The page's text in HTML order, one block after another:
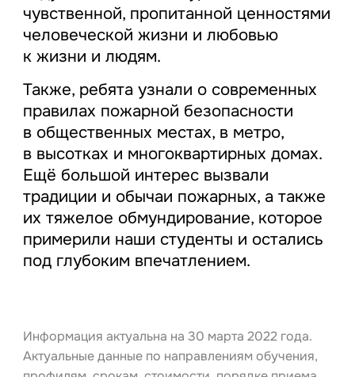
чувственной, пропитанной ценностями
человеческой жизни и любовью
к жизни и людям.
Также, ребята узнали о современных
правилах пожарной безопасности
в общественных местах, в метро,
в высотках и многоквартирных домах.
Ещё большой интерес вызвали
традиции и обычаи пожарных, а также
их тяжелое обмундирование, которое
примерили наши студенты и остались
под глубоким впечатлением.
Информация актуальна на 30 марта 2022 года.
Актуальные данные по направлениям обучения,